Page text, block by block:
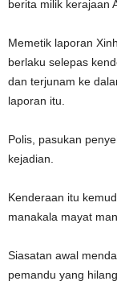
berita milik kerajaan
Memetik laporan
berlaku selepas
dan terjunam ke
laporan itu.
Polis, pasukan
kejadian.
Kenderaan itu
manakala mayat
Siasatan awal
pemandu yang